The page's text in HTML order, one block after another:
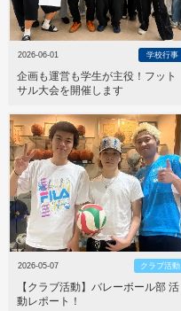
2026-06-01 学校行事
企画も運営も学生が主役！フット
サル大会を開催します
2026-05-07 クラブ活動
【クラブ活動】バレーボール部 活
動レポート！